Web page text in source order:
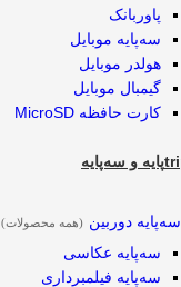
پاوربانک
سه‌پایه موبایل
هولدر موبایل
گیمبال موبایل
کارت حافظه MicroSD
پایه و سه‌پایه
سه‌پایه دوربین (همه محصولات)
سه‌پایه عکاسی
سه‌پایه فیلمبرداری